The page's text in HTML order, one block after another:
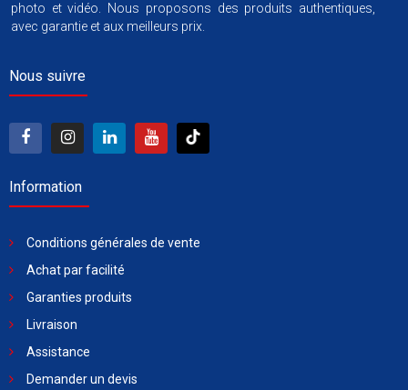
photo et vidéo. Nous proposons des produits authentiques,
avec garantie et aux meilleurs prix.
Nous suivre
Information
Conditions générales de vente
Achat par facilité
Garanties produits
Livraison
Assistance
Demander un devis